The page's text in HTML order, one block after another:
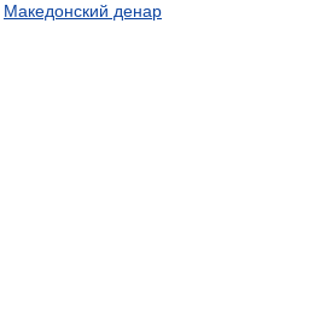
Македонский денар